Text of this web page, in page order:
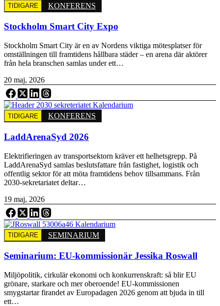
TIDIGARE KONFERENS
Stockholm Smart City Expo
Stockholm Smart City är en av Nordens viktiga mötesplatser för
omställningen till framtidens hållbara städer – en arena där aktörer
från hela branschen samlas under ett…
20 maj, 2026
TIDIGARE KONFERENS
LaddArenaSyd 2026
Elektrifieringen av transportsektorn kräver ett helhetsgrepp. På
LaddArenaSyd samlas beslutsfattare från fastighet, logistik och
offentlig sektor för att möta framtidens behov tillsammans. Från
2030-sekretariatet deltar…
19 maj, 2026
TIDIGARE SEMINARIUM
Seminarium: EU-kommissionär Jessika Roswall
Miljöpolitik, cirkulär ekonomi och konkurrenskraft: så blir EU
grönare, starkare och mer oberoende! EU-kommissionen
smygstartar firandet av Europadagen 2026 genom att bjuda in till
ett…